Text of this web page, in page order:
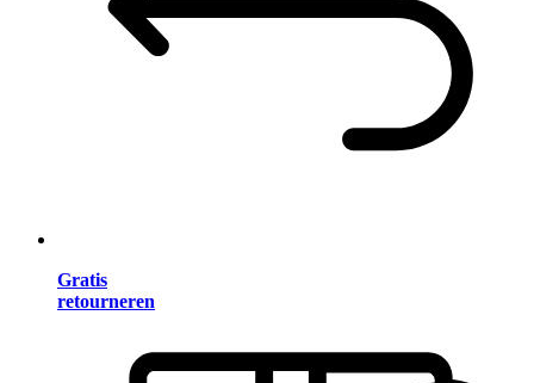
Gratis
retourneren